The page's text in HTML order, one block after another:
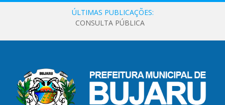
ÚLTIMAS PUBLICAÇÕES:
CONSULTA PÚBLICA